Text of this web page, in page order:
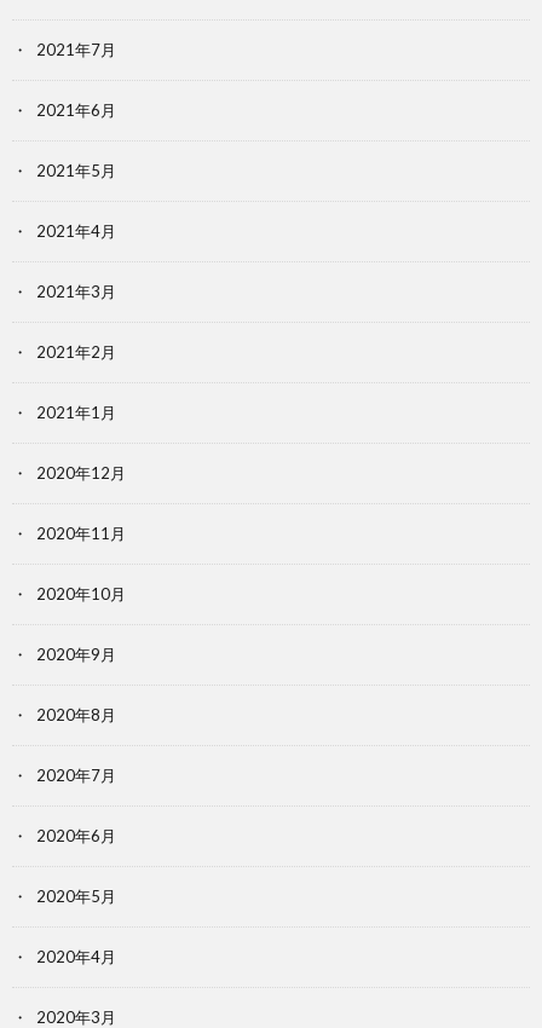
2021年7月
2021年6月
2021年5月
2021年4月
2021年3月
2021年2月
2021年1月
2020年12月
2020年11月
2020年10月
2020年9月
2020年8月
2020年7月
2020年6月
2020年5月
2020年4月
2020年3月